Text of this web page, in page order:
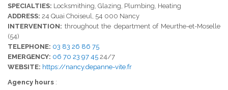
SPECIALTIES: Locksmithing, Glazing, Plumbing, Heating
ADDRESS: 24 Quai Choiseul, 54 000 Nancy
INTERVENTION: throughout the department of Meurthe-et-Moselle
(54)
TELEPHONE: 03 83 26 86 75
EMERGENCY: 06 70 23 97 45 24/7
WEBSITE: https://nancy.depanne-vite.fr
Agency hours :